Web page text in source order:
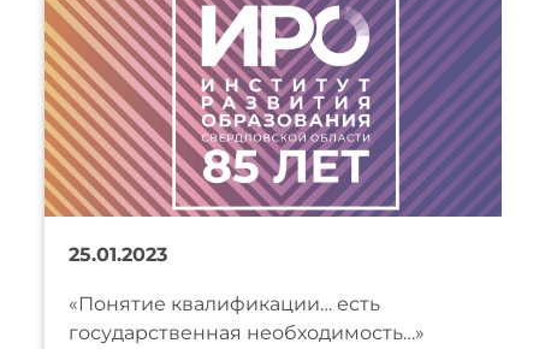
25.01.2023
«Понятие квалификации… есть
государственная необходимость…»